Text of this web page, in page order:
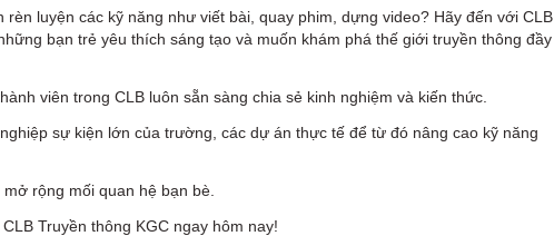
rèn luyện các kỹ năng như viết bài, quay phim, dựng video? Hãy đến với CLB
bạn trẻ yêu thích sáng tạo và muốn khám phá thế giới truyền thông đầy
viên trong CLB luôn sẵn sàng chia sẻ kinh nghiệm và kiến thức.
sự kiện lớn của trường, các dự án thực tế để từ đó nâng cao kỹ năng
rộng mối quan hệ bạn bè.
Truyền thông KGC ngay hôm nay!